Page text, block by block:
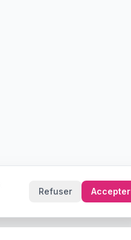
Refuser Accepter